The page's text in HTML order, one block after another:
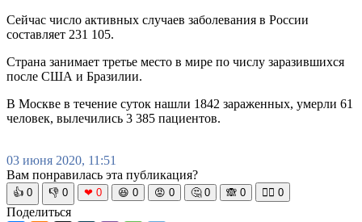
Сейчас число активных случаев заболевания в России
составляет 231 105.
Страна занимает третье место в мире по числу заразившихся
после США и Бразилии.
В Москве в течение суток нашли 1842 зараженных, умерли 61
человек, вылечились 3 385 пациентов.
03 июня 2020, 11:51
Вам понравилась эта публикация?
👍 0 👎 0 ❤ 0 😆 0 😡 0 🤔 0 🙈 0 🧘‍♀️ 0
Поделиться